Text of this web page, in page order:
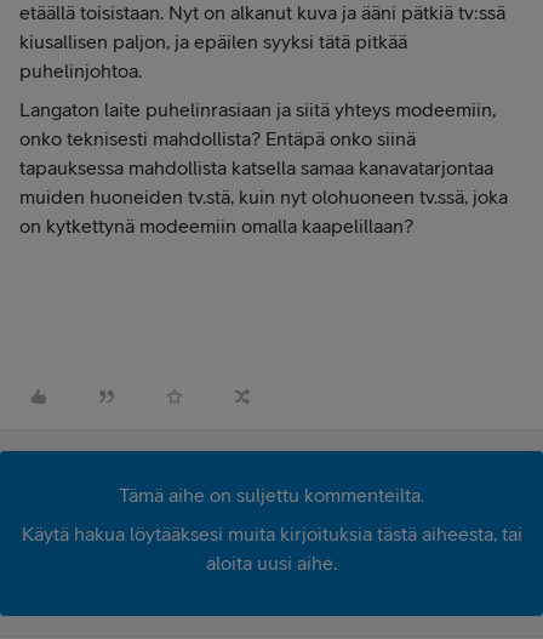
etäällä toisistaan. Nyt on alkanut kuva ja ääni pätkiä tv:ssä
kiusallisen paljon, ja epäilen syyksi tätä pitkää
puhelinjohtoa.
Langaton laite puhelinrasiaan ja siitä yhteys modeemiin,
onko teknisesti mahdollista? Entäpä onko siinä
tapauksessa mahdollista katsella samaa kanavatarjontaa
muiden huoneiden tv.stä, kuin nyt olohuoneen tv.ssä, joka
on kytkettynä modeemiin omalla kaapelillaan?
Tämä aihe on suljettu kommenteilta.
Käytä hakua löytääksesi muita kirjoituksia tästä aiheesta, tai
aloita uusi aihe.